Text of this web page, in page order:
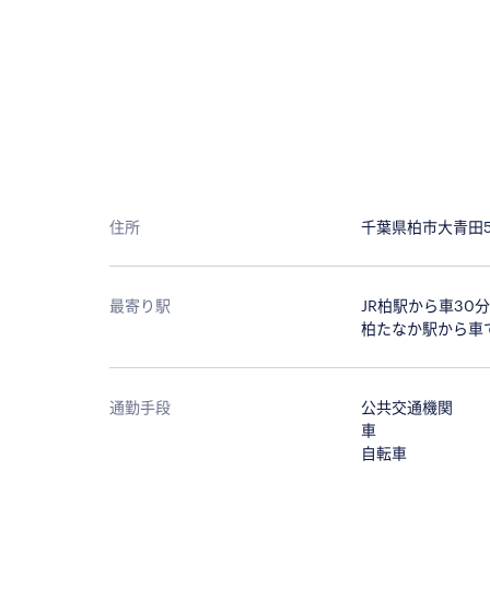
住所 千葉県柏市大青田
最寄り駅
JR柏駅から車
柏たなか駅から車
通勤手段
公共交通機関
車
自転車